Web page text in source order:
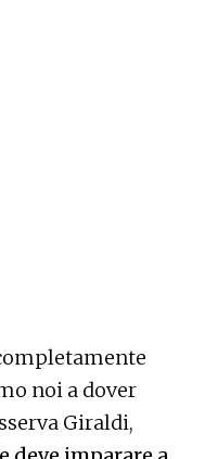
noi a dover
Giraldi,